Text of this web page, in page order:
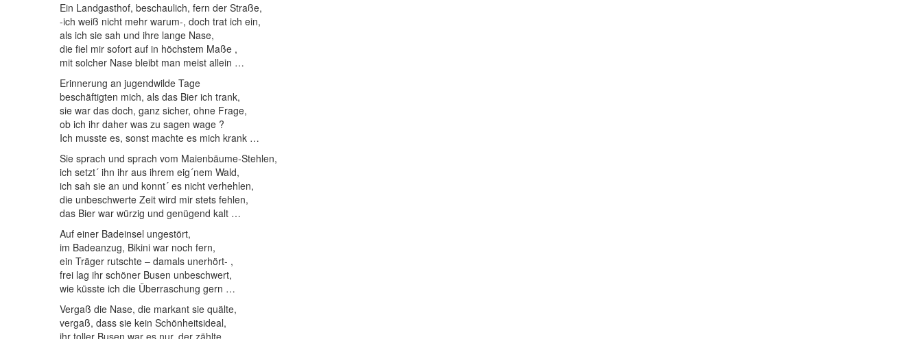
Ein Landgasthof, beschaulich, fern der Straße,
-ich weiß nicht mehr warum-, doch trat ich ein,
als ich sie sah und ihre lange Nase,
die fiel mir sofort auf in höchstem Maße ,
mit solcher Nase bleibt man meist allein …
Erinnerung an jugendwilde Tage
beschäftigten mich, als das Bier ich trank,
sie war das doch, ganz sicher, ohne Frage,
ob ich ihr daher was zu sagen wage ?
Ich musste es, sonst machte es mich krank …
Sie sprach und sprach vom Maienbäume-Stehlen,
ich setzt´ ihn ihr aus ihrem eig´nem Wald,
ich sah sie an und konnt´ es nicht verhehlen,
die unbeschwerte Zeit wird mir stets fehlen,
das Bier war würzig und genügend kalt …
Auf einer Badeinsel ungestört,
im Badeanzug, Bikini war noch fern,
ein Träger rutschte – damals unerhört- ,
frei lag ihr schöner Busen unbeschwert,
wie küsste ich die Überraschung gern …
Vergaß die Nase, die markant sie quälte,
vergaß, dass sie kein Schönheitsideal,
ihr toller Busen war es nur, der zählte,